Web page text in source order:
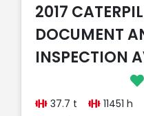
2017
DOCUMENT
INSPECTION
37.7 t 11451 h